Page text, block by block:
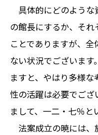
具体的にどのような
の館長にするか、そ
ことでありますが、
ない状況でございま
ますと、やはり多様
性の活躍は必要でご
まして、一二・七％と
法案成立の暁には、